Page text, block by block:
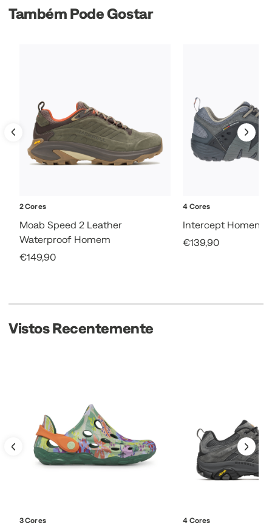
Também Pode Gostar
2 Cores
Moab Speed 2 Leather
Waterproof Homem
Sale Price
€149,90
4 Cores
Intercept Homem
Sale Price
€139,90
Vistos Recentemente
3 Cores 4 Cores